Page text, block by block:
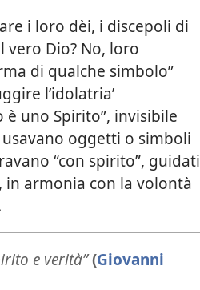
i loro dèi, i discepoli di
vero Dio? No, loro
di qualche simbolo”
l’idolatria’
è uno Spirito”, invisibile
oggetti o simboli
“con spirito”, guidati
in armonia con la volontà
e verità”(Giovanni